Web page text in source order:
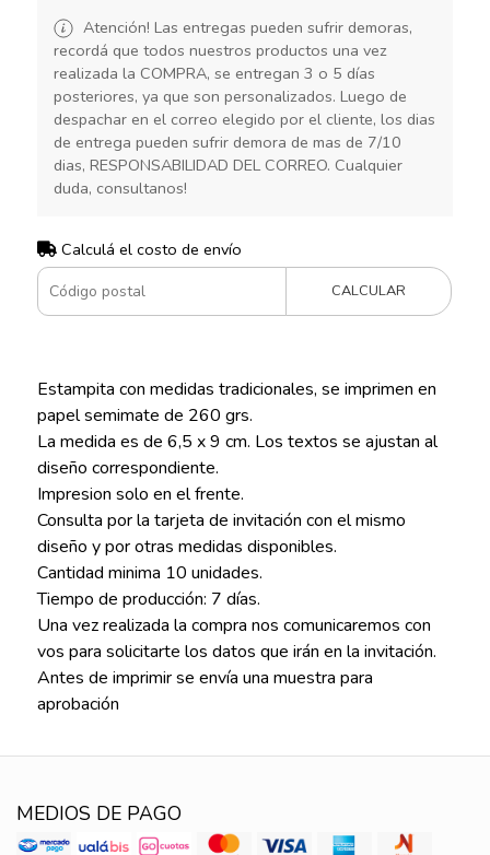
Atención! Las entregas pueden sufrir demoras,
recordá que todos nuestros productos una vez
realizada la COMPRA, se entregan 3 o 5 días
posteriores, ya que son personalizados. Luego de
despachar en el correo elegido por el cliente, los dias
de entrega pueden sufrir demora de mas de 7/10
dias, RESPONSABILIDAD DEL CORREO. Cualquier
duda, consultanos!
Calculá el costo de envío
CALCULAR
Estampita con medidas tradicionales, se imprimen en
papel semimate de 260 grs.
La medida es de 6,5 x 9 cm. Los textos se ajustan al
diseño correspondiente.
Impresion solo en el frente.
Consulta por la tarjeta de invitación con el mismo
diseño y por otras medidas disponibles.
Cantidad minima 10 unidades.
Tiempo de producción: 7 días.
Una vez realizada la compra nos comunicaremos con
vos para solicitarte los datos que irán en la invitación.
Antes de imprimir se envía una muestra para
aprobación
MEDIOS DE PAGO